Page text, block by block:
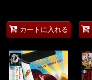
カートに入れる